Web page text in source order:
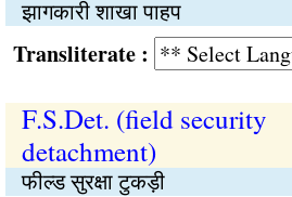
झागकारी शाखा पाहप
:
F.S.Det. (field security
detachment)
फील्ड सुरक्षा टुकड़ी